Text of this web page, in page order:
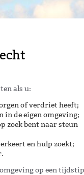
als u:
of verdriet heeft;
in de eigen omgeving;
zoek bent naar steun
en hulp zoekt;
op een tijdstip